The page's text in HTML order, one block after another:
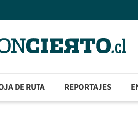
DE RUTA REPORTAJES